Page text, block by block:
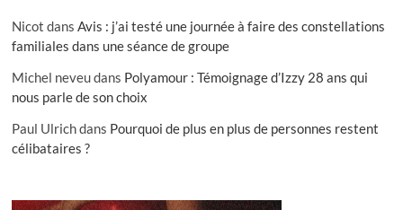
Nicot dansAvis : j’ai testé une journée à faire des constellations
familiales dans une séance de groupe
Michel neveudans Polyamour : Témoignage d’Izzy 28 ans qui
nous parle de son choix
Paul Ulrichdans Pourquoi de plus en plus de personnes restent
célibataires ?